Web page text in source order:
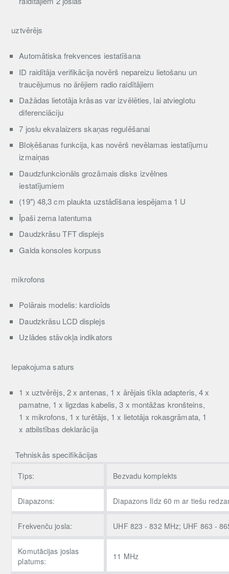
uztvērējs
Automātiska frekvences iestatīšana
ID raidītāja verifikācija novērš nepareizu lietošanu un
traucējumus no ārējiem radio raidītājiem
Dažādas lietotāja krāsas var izvēlēties, lai atvieglotu
diferenciāciju
7 joslu ekvalaizers skaņas regulēšanai
Bloķēšanas funkcija, kas novērš nevēlamas iestatījumu
izmaiņas
Daudzfunkcionāls grozāmais disks izvēlnes
iestatījumiem
(19") 48,3 cm plaukta uzstādīšana iespējama 1 U
Īpaši zema latentuma
Daudzkrāsu TFT displejs
Galda konsoles korpuss
mikrofons
Polārais modelis: kardioīds
Daudzkrāsu LCD displejs
Uzlādes stāvokļa indikators
Iepakojuma saturs
1 x uztvērējs, 2 x antenas, 1 x ārējais tīkla adapteris, 4 x
pamatne, 1 x ligzdas kabelis, 3 x montāžas kronšteins,
1 x mikrofons, 1 x turētājs, 1 x lietotāja rokasgrāmata, 1
x atbilstības deklarācija
Tehniskās specifikācijas
Tips: Bezvadu komplekts
Diapazons: Diapazons līdz 60 m ar tiešu
Frekvenču josla: UHF 823 - 832 MHz; UHF 863 -
Komutācijas joslas
platums:
11 MHz